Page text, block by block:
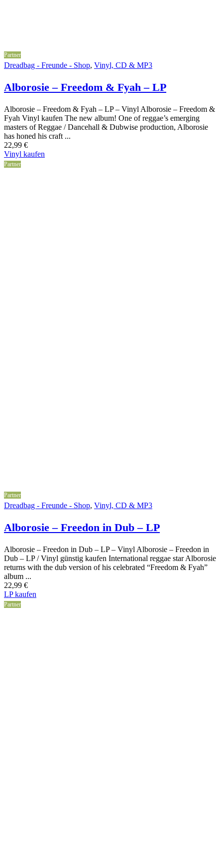
Partner
Dreadbag - Freunde - Shop, Vinyl, CD & MP3
Alborosie – Freedom & Fyah – LP
Alborosie – Freedom & Fyah – LP – Vinyl Alborosie – Freedom &
Fyah Vinyl kaufen The new album! One of reggae’s emerging
masters of Reggae / Dancehall & Dubwise production, Alborosie
has honed his craft ...
22,99 €
Vinyl kaufen
Partner
Partner
Dreadbag - Freunde - Shop, Vinyl, CD & MP3
Alborosie – Freedon in Dub – LP
Alborosie – Freedon in Dub – LP – Vinyl Alborosie – Freedon in
Dub – LP / Vinyl günstig kaufen International reggae star Alborosie
returns with the dub version of his celebrated “Freedom & Fyah”
album ...
22,99 €
LP kaufen
Partner